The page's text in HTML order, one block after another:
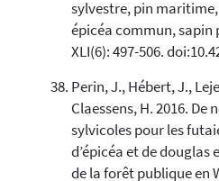
sylvestre, pin
épicéa commun, sapin
XLI(6): 497-506.
Perin, J., Hébert, J.,
Claessens, H. 2016. De
sylvicoles pour les
d’épicéa et de
de la forêt publique en